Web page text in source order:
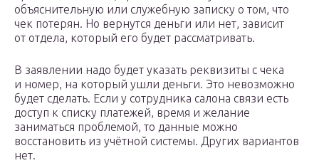
объяснительную или служебную записку о том, что
чек потерян. Но вернутся деньги или нет, зависит
от отдела, который его будет рассматривать.
В заявлении надо будет указать реквизиты с чека
и номер, на который ушли деньги. Это невозможно
будет сделать. Если у сотрудника салона связи есть
доступ к списку платежей, время и желание
заниматься проблемой, то данные можно
восстановить из учётной системы. Других вариантов
нет.